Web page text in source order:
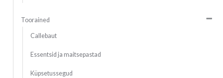
Toorained
Callebaut
Essentsid ja maitsepastad
Küpsetussegud